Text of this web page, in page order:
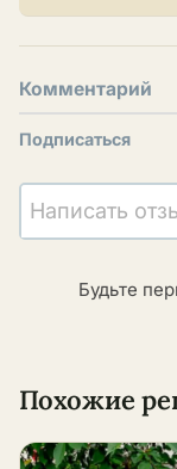
Комментарий
Подписаться
Написать
Будьте
Похожие